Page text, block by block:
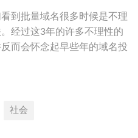
到批量域名很多时候是不理
经过这3年的许多不理性的
而会怀念起早些年的域名投
社会